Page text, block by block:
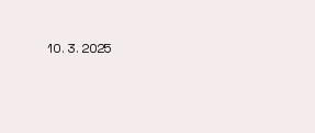
10. 3. 2025